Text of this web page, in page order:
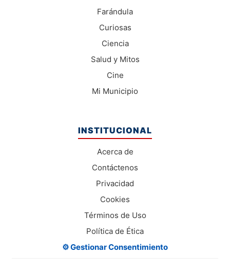
Farándula
Curiosas
Ciencia
Salud y Mitos
Cine
Mi Municipio
INSTITUCIONAL
Acerca de
Contáctenos
Privacidad
Cookies
Términos de Uso
Política de Ética
⚙️ Gestionar Consentimiento